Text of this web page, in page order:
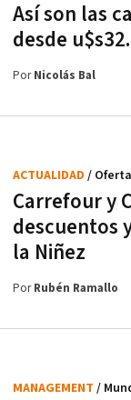
Así son las
desde
PorNicolás Bal
Carrefour y
descuentos
la Niñez
ACTUALIDAD /
PorRubén Ramallo
MANAGEMENT /